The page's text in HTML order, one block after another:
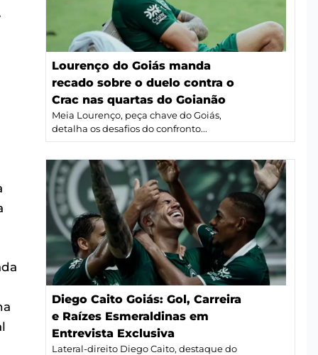
Lourenço do Goiás manda
recado sobre o duelo contra o
Crac nas quartas do Goianão
Meia Lourenço, peça chave do Goiás,
detalha os desafios do confronto...
Diego Caito Goiás: Gol, Carreira
e Raízes Esmeraldinas em
Entrevista Exclusiva
Lateral-direito Diego Caito, destaque do